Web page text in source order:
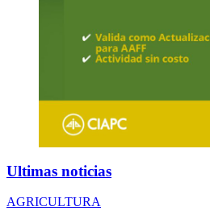
Ultimas noticias
AGRICULTURA